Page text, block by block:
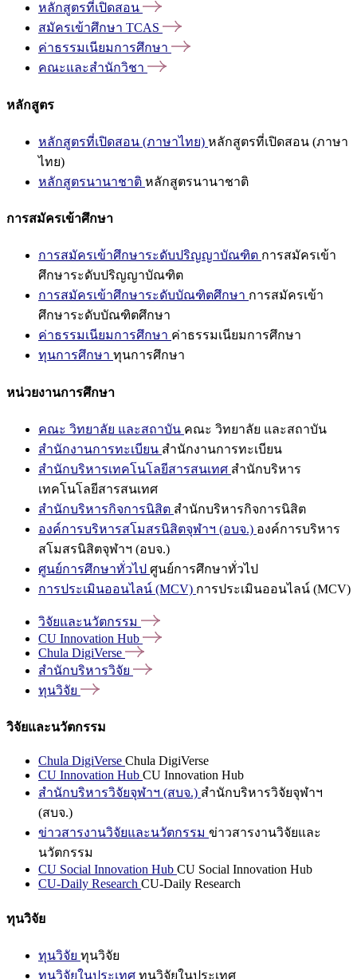
หลักสูตรที่เปิดสอน
สมัครเข้าศึกษา TCAS
ค่าธรรมเนียมการศึกษา
คณะและสำนักวิชา
หลักสูตร
หลักสูตรที่เปิดสอน (ภาษาไทย) หลักสูตรที่เปิดสอน (ภาษา
ไทย)
หลักสูตรนานาชาติ หลักสูตรนานาชาติ
การสมัครเข้าศึกษา
การสมัครเข้าศึกษาระดับปริญญาบัณฑิต การสมัครเข้า
ศึกษาระดับปริญญาบัณฑิต
การสมัครเข้าศึกษาระดับบัณฑิตศึกษา การสมัครเข้า
ศึกษาระดับบัณฑิตศึกษา
ค่าธรรมเนียมการศึกษา ค่าธรรมเนียมการศึกษา
ทุนการศึกษา ทุนการศึกษา
หน่วยงานการศึกษา
คณะ วิทยาลัย และสถาบัน คณะ วิทยาลัย และสถาบัน
สำนักงานการทะเบียน สำนักงานการทะเบียน
สำนักบริหารเทคโนโลยีสารสนเทศ สำนักบริหาร
เทคโนโลยีสารสนเทศ
สำนักบริหารกิจการนิสิต สำนักบริหารกิจการนิสิต
องค์การบริหารสโมสรนิสิตจุฬาฯ (อบจ.) องค์การบริหาร
สโมสรนิสิตจุฬาฯ (อบจ.)
ศูนย์การศึกษาทั่วไป ศูนย์การศึกษาทั่วไป
การประเมินออนไลน์ (MCV) การประเมินออนไลน์ (MCV)
วิจัยและนวัตกรรม
CU Innovation Hub
Chula DigiVerse
สำนักบริหารวิจัย
ทุนวิจัย
วิจัยและนวัตกรรม
Chula DigiVerse Chula DigiVerse
CU Innovation Hub CU Innovation Hub
สำนักบริหารวิจัยจุฬาฯ (สบจ.) สำนักบริหารวิจัยจุฬาฯ
(สบจ.)
ข่าวสารงานวิจัยและนวัตกรรม ข่าวสารงานวิจัยและ
นวัตกรรม
CU Social Innovation Hub CU Social Innovation Hub
CU-Daily Research CU-Daily Research
ทุนวิจัย
ทุนวิจัย ทุนวิจัย
ทุนวิจัยในประเทศ ทุนวิจัยในประเทศ